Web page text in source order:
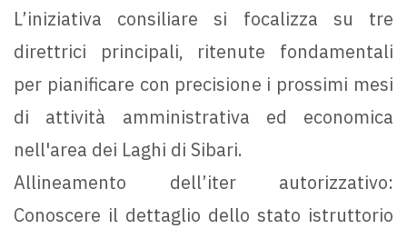
L’iniziativa consiliare si focalizza su tre
direttrici principali, ritenute fondamentali
per pianificare con precisione i prossimi mesi
di attività amministrativa ed economica
nell'area dei Laghi di Sibari.
Allineamento dell’iter autorizzativo:
Conoscere il dettaglio dello stato istruttorio